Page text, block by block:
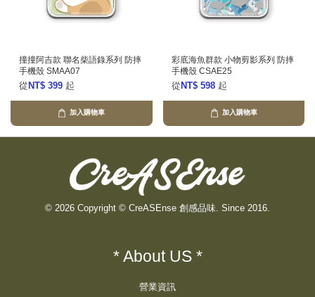
撞撞阿吉款 聯名柴語錄系列 防摔
手機殼 SMAA07
從 NT$ 399 起
加入購物車
彩底海魚群款 小物剪影系列 防摔
手機殼 CSAE25
從 NT$ 598 起
加入購物車
© 2026 Copyright © CreASEnse 創感品味. Since 2016.
* About US *
營業資訊